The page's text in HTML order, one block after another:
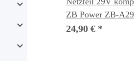
ZB Power ZB-
24,90 € *